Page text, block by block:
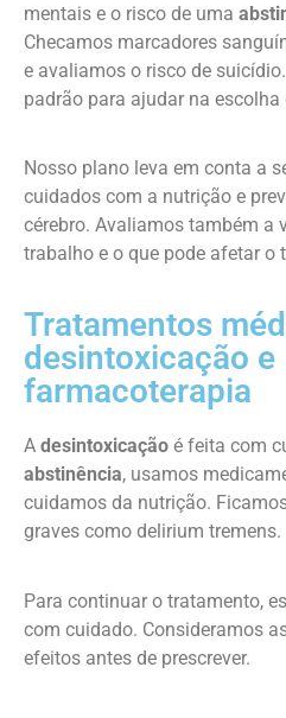
mentais e o risco de uma
Checamos marcadores
e avaliamos o risco de
padrão para ajudar na
Nosso plano leva em conta a
cuidados com a nutrição e
cérebro. Avaliamos também a
trabalho e o que pode afetar o
Tratamentos
desintoxicação e
farmacoterapia
A desintoxicação é feita com
abstinência, usamos
cuidamos da nutrição.
graves como delirium tremens.
Para continuar o tratamento,
com cuidado. Consideramos
efeitos antes de prescrever.